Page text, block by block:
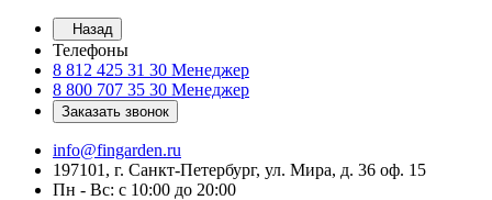
Назад
Телефоны
8 812 425 31 30 Менеджер
8 800 707 35 30 Менеджер
Заказать звонок
info@fingarden.ru
197101, г. Санкт-Петербург, ул. Мира, д. 36 оф. 15
Пн - Вс: с 10:00 до 20:00